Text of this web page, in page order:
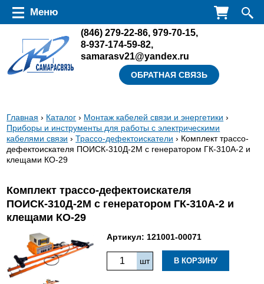
Перейти к основному содержанию
(846) 279-22-86,979-70-15,
8-937-174-59-82,
samarasv21@yandex.ru
ОБРАТНАЯ СВЯЗЬ
Меню
Вы
здесь
Главная › Каталог › Монтаж кабелей связи и энергетики ›
Приборы и инструменты для работы с электрическими
кабелями связи ›Трассо-дефектоискатели › Комплект трассо-
дефектоискателя ПОИСК-310Д-2М с генератором ГК-310А-2 и
клещами КО-29
Комплект трассо-дефектоискателя
ПОИСК-310Д-2М с генератором ГК-310А-2 и
клещами КО-29
Артикул: 121001-00071